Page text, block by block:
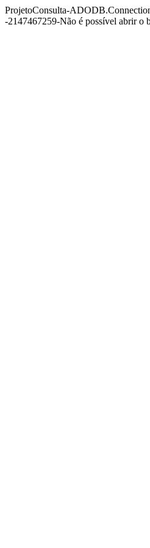
ProjetoConsulta-
-2147467259-Não é possível abrir o